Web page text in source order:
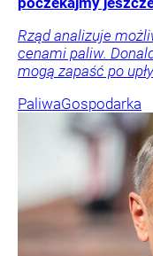
Rząd analizuje
cenami paliw.
mogą zapaść po
PaliwaGospodarka